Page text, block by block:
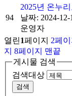
94
2025년 온누
날짜: 2024-12-
운영자
열린1페이지 2페이
지 8페이지
맨끝
게시물 검색
검색대상